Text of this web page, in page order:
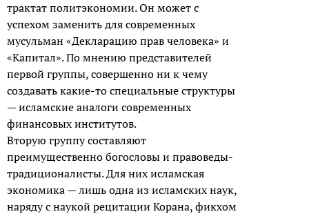
трактат политэкономии. Он может с
успехом заменить для современных
мусульман «Декларацию прав человека» и
«Капитал». По мнению представителей
первой группы, совершенно ни к чему
создавать какие-то специальные структуры
— исламские аналоги современных
финансовых институтов.
Вторую группу составляют
преимущественно богословы и правоведы-
традиционалисты. Для них исламская
экономика — лишь одна из исламских наук,
наряду с наукой рецитации Корана, фикхом